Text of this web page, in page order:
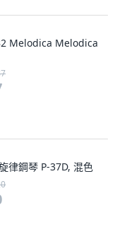
Melodica Melodica
律鋼琴 P-37D, 混色